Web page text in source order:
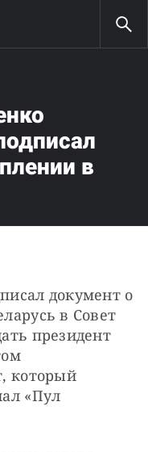
в
документ о
в Совет
президент
который
«Пул